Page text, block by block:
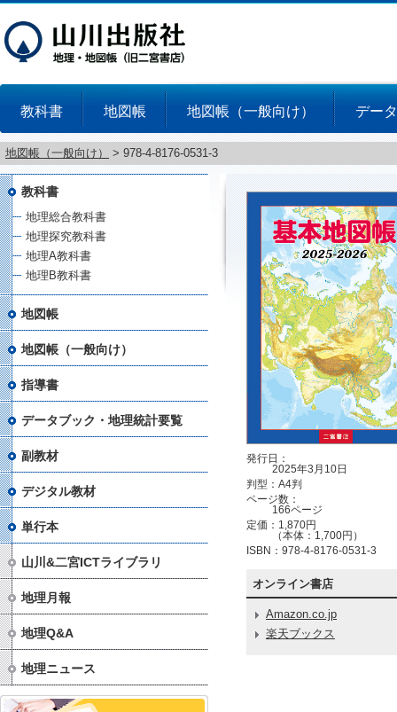
教科書 地図帳 地図帳（一般向け） デー
地図帳（一般向け） > 978-4-8176-0531-3
発行日：
2025年3月10日
判型：A4判
ページ数：
166ページ
定価：1,870円
（本体：1,700円）
ISBN：978-4-8176-0531-3
オンライン書店
Amazon.co.jp
楽天ブックス
教科書
地理総合教科書
地理探究教科書
地理A教科書
地理B教科書
地図帳
地図帳（一般向け）
指導書
データブック・地理統計要覧
副教材
デジタル教材
単行本
山川&二宮ICTライブラリ
地理月報
地理Q&A
地理ニュース